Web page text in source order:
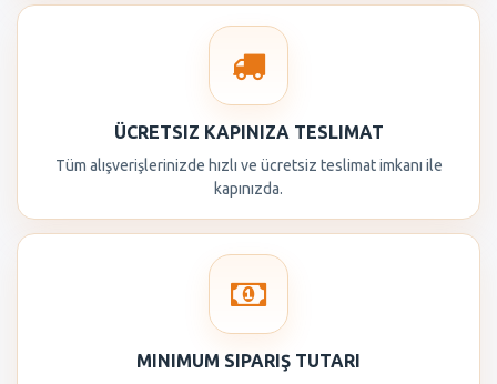
ÜCRETSIZ KAPINIZA TESLIMAT
Tüm alışverişlerinizde hızlı ve ücretsiz teslimat imkanı ile
kapınızda.
MINIMUM SIPARIŞ TUTARI